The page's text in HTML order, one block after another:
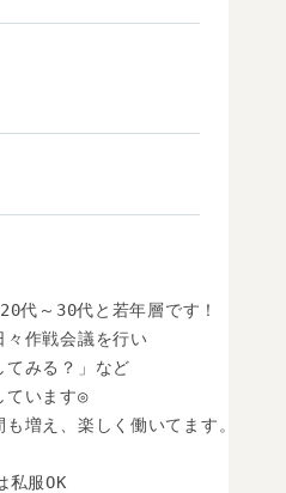
代～30代と若年層です！
々作戦会議を行い
てみる？」など
ています◎
増え、楽しく働いてます。
私服OK